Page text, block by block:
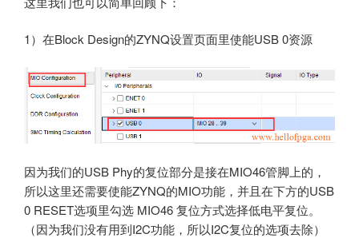
1）在Block Design的ZYNQ设置页面里使能USB 0资源
因为我们的USB Phy的复位部分是接在MIO46管脚上的，
所以这里还需要使能ZYNQ的MIO功能，并且在下方的USB
0 RESET选项里勾选 MIO46 复位方式选择低电平复位。
（因为我们没有用到I2C功能，所以I2C复位的选项去除）